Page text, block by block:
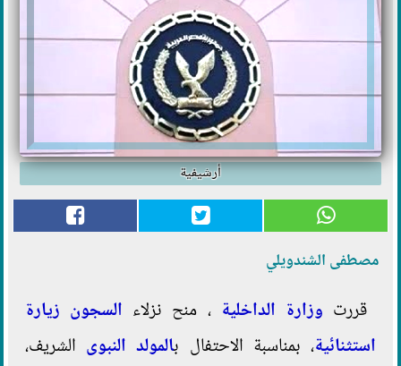
أرشيفية
مصطفى الشندويلي
قررت وزارة الداخلية ، منح نزلاء السجون زيارة
استثنائية، بمناسبة الاحتفال بالمولد النبوى الشريف،